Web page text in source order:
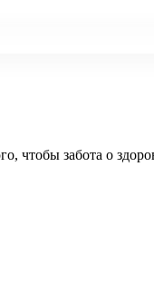
чтобы забота о